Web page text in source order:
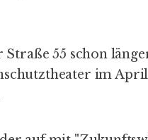
55 schon
im